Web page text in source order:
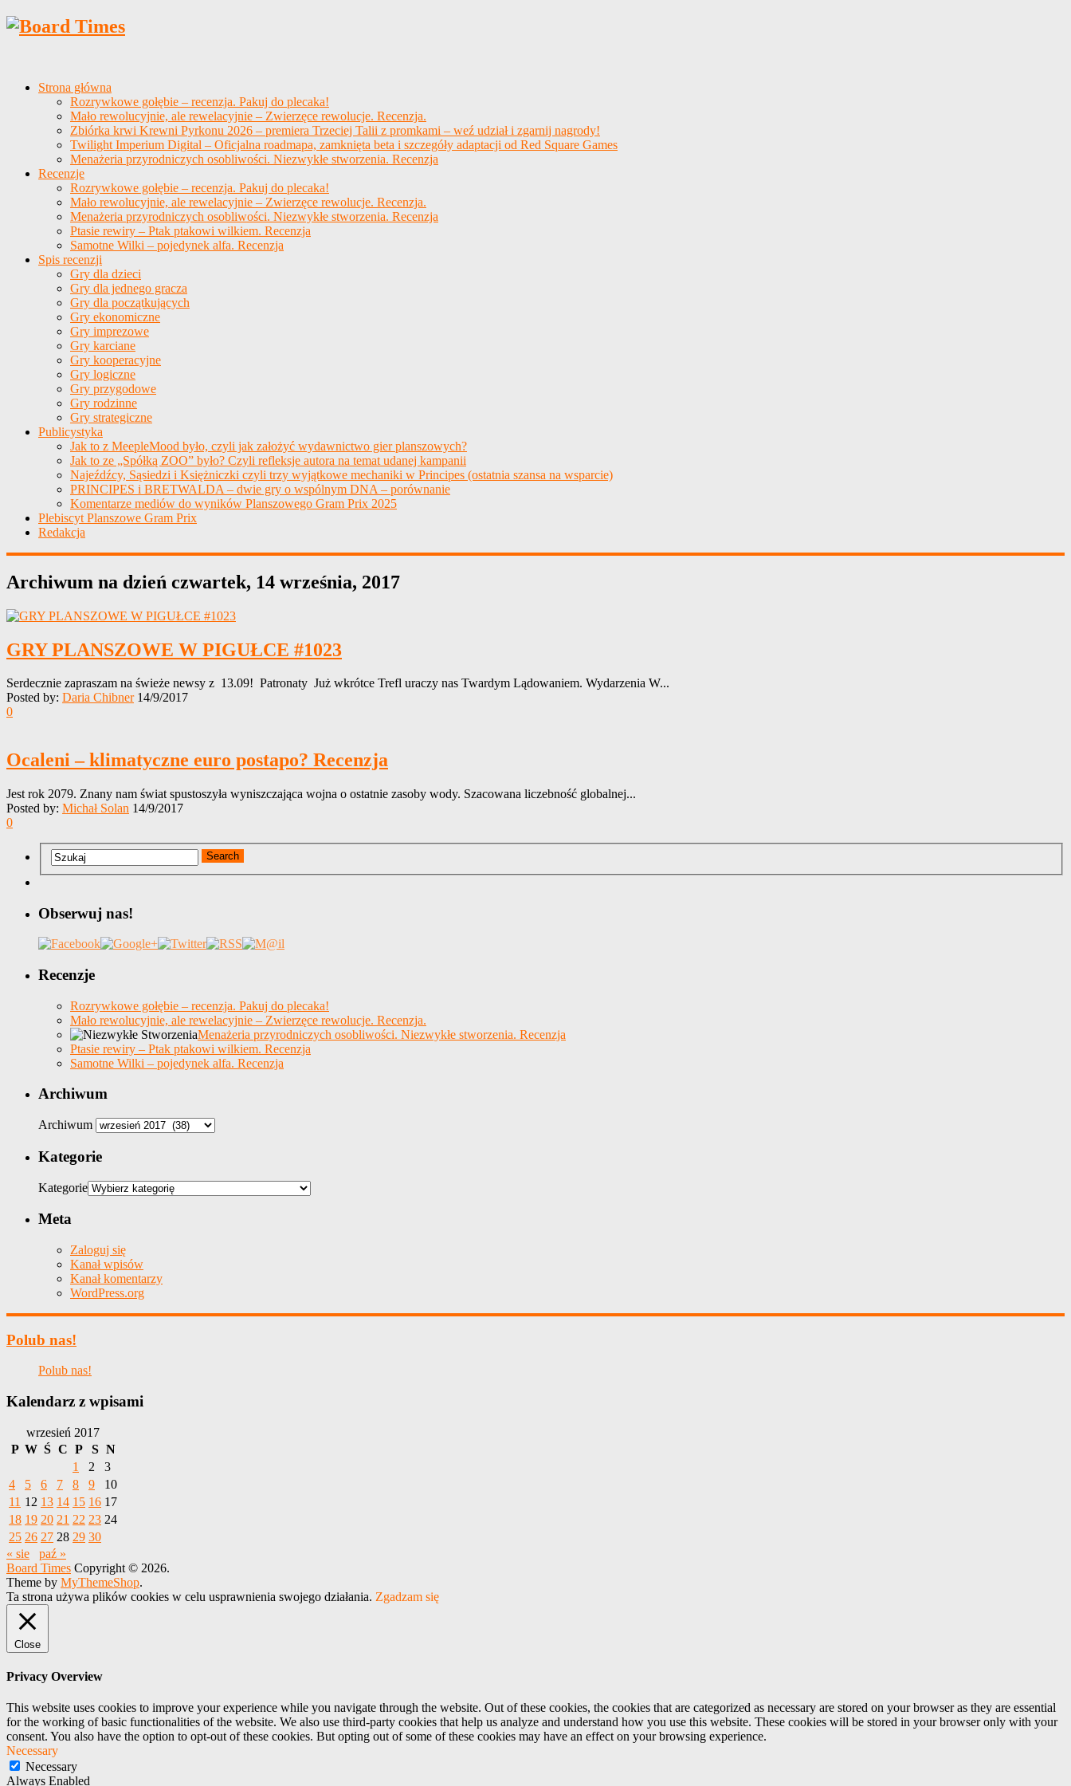
Strona główna
Rozrywkowe gołębie – recenzja. Pakuj do plecaka!
Mało rewolucyjnie, ale rewelacyjnie – Zwierzęce rewolucje. Recenzja.
Zbiórka krwi Krewni Pyrkonu 2026 – premiera Trzeciej Talii z promkami – weź udział i zgarnij nagrody!
Twilight Imperium Digital – Oficjalna roadmapa, zamknięta beta i szczegóły adaptacji od Red Square Games
Menażeria przyrodniczych osobliwości. Niezwykłe stworzenia. Recenzja
Recenzje
Rozrywkowe gołębie – recenzja. Pakuj do plecaka!
Mało rewolucyjnie, ale rewelacyjnie – Zwierzęce rewolucje. Recenzja.
Menażeria przyrodniczych osobliwości. Niezwykłe stworzenia. Recenzja
Ptasie rewiry – Ptak ptakowi wilkiem. Recenzja
Samotne Wilki – pojedynek alfa. Recenzja
Spis recenzji
Gry dla dzieci
Gry dla jednego gracza
Gry dla początkujących
Gry ekonomiczne
Gry imprezowe
Gry karciane
Gry kooperacyjne
Gry logiczne
Gry przygodowe
Gry rodzinne
Gry strategiczne
Publicystyka
Jak to z MeepleMood było, czyli jak założyć wydawnictwo gier planszowych?
Jak to ze „Spółką ZOO” było? Czyli refleksje autora na temat udanej kampanii
Najeźdźcy, Sąsiedzi i Księżniczki czyli trzy wyjątkowe mechaniki w Principes (ostatnia szansa na wsparcie)
PRINCIPES i BRETWALDA – dwie gry o wspólnym DNA – porównanie
Komentarze mediów do wyników Planszowego Gram Prix 2025
Plebiscyt Planszowe Gram Prix
Redakcja
Archiwum na dzień czwartek, 14 września, 2017
GRY PLANSZOWE W PIGUŁCE #1023
Serdecznie zapraszam na świeże newsy z 13.09! Patronaty Już wkrótce Trefl uraczy nas Twardym Lądowaniem. Wydarzenia W...
Posted by: Daria Chibner 14/9/2017
0
Ocaleni – klimatyczne euro postapo? Recenzja
Jest rok 2079. Znany nam świat spustoszyła wyniszczająca wojna o ostatnie zasoby wody. Szacowana liczebność globalnej...
Posted by: Michał Solan 14/9/2017
0
Obserwuj nas!
Recenzje
Rozrywkowe gołębie – recenzja. Pakuj do plecaka!
Mało rewolucyjnie, ale rewelacyjnie – Zwierzęce rewolucje. Recenzja.
Menażeria przyrodniczych osobliwości. Niezwykłe stworzenia. Recenzja
Ptasie rewiry – Ptak ptakowi wilkiem. Recenzja
Samotne Wilki – pojedynek alfa. Recenzja
Archiwum
Archiwum
Kategorie
Kategorie
Meta
Zaloguj się
Kanał wpisów
Kanał komentarzy
WordPress.org
Polub nas!
Polub nas!
Kalendarz z wpisami
wrzesień 2017
P W Ś C P S N
1
2
3
4
5 6 7 8 9
10
11 12 13 14 15 16 17
18 19 20 21 22 23 24
25 26 27 28 29 30
« sie
paź »
Board Times Copyright © 2026.
Theme by MyThemeShop.
Ta strona używa plików cookies w celu usprawnienia swojego działania. Zgadzam się
Close
Privacy Overview
This website uses cookies to improve your experience while you navigate through the website. Out of these cookies, the cookies that are categorized as necessary are stored on your browser as they are essential
for the working of basic functionalities of the website. We also use third-party cookies that help us analyze and understand how you use this website. These cookies will be stored in your browser only with your
consent. You also have the option to opt-out of these cookies. But opting out of some of these cookies may have an effect on your browsing experience.
Necessary
Necessary
Always Enabled